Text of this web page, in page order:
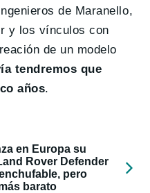
de Maranello,
y los vínculos con
de un modelo
tendremos que
años.
en Europa su
Rover Defender
pero
barato